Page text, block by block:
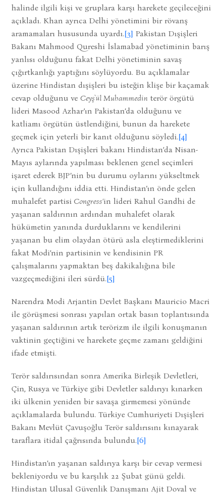
halinde ilgili kişi ve gruplara karşı harekete geçileceğini
açıkladı. Khan ayrıca Delhi yönetimini bir rövanş
aramamaları hususunda uyardı.[3] Pakistan Dışişleri
Bakanı Mahmood Qureshi İslamabad yönetiminin barış
yanlısı olduğunu fakat Delhi yönetiminin savaş
çığırtkanlığı yaptığını söylüyordu. Bu açıklamalar
üzerine Hindistan dışişleri bu isteğin klişe bir kaçamak
cevap olduğunu ve Ceyş`ül Muhammedinterör örgütü
lideri Masood Azhar’ın Pakistan’da olduğunu ve
katliamı örgütün üstlendiğini, bunun da harekete
geçmek için yeterli bir kanıt olduğunu söyledi.[4]
Ayrıca Pakistan Dışişleri bakanı Hindistan’da Nisan-
Mayıs aylarında yapılması beklenen genel seçimleri
işaret ederek BJP’nin bu durumu oylarını yükseltmek
için kullandığını iddia etti. Hindistan’ın önde gelen
muhalefet partisi Congress’in lideri Rahul Gandhi de
yaşanan saldırının ardından muhalefet olarak
hükümetin yanında durduklarını ve kendilerini
yaşanan bu elim olaydan ötürü asla eleştirmediklerini
fakat Modi’nin partisinin ve kendisinin PR
çalışmalarını yapmaktan beş dakikalığına bile
vazgeçmediğini ileri sürdü.[5]
Narendra Modi Arjantin Devlet Başkanı Mauricio Macri
ile görüşmesi sonrası yapılan ortak basın toplantısında
yaşanan saldırının artık terörizm ile ilgili konuşmanın
vaktinin geçtiğini ve harekete geçme zamanı geldiğini
ifade etmişti.
Terör saldırısından sonra Amerika Birleşik Devletleri,
Çin, Rusya ve Türkiye gibi Devletler saldırıyı kınarken
iki ülkenin yeniden bir savaşa girmemesi yönünde
açıklamalarda bulundu. Türkiye Cumhuriyeti Dışişleri
Bakanı Mevlüt Çavuşoğlu Terör saldırısını kınayarak
taraflara itidal çağrısında bulundu.[6]
Hindistan’ın yaşanan saldırıya karşı bir cevap vermesi
bekleniyordu ve bu karşılık 22 Şubat günü geldi.
Hindistan Ulusal Güvenlik Danışmanı Ajit Doval ve